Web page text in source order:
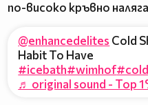
по-високо кръвно
@enhancedelites Cold
Habit To Have
#icebath#wimhof
♬ original sound - Top